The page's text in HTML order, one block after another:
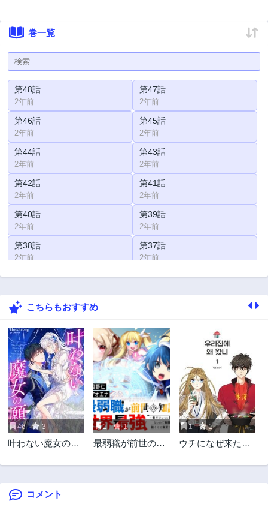
巻一覧
第48話
2年前
第47話
2年前
第46話
2年前
第45話
2年前
第44話
2年前
第43話
2年前
第42話
2年前
第41話
2年前
第40話
2年前
第39話
2年前
第38話
2年前
第37話
2年前
第36話 第35話
第34話
第32話
2年前
第31話
2年前
第30.1話
2年前
第30.2話
2年前
第29.1話
2年前
第29.2話
2年前
第28.1話
2年前
第28.2話
2年前
第27話 第26話
第25話
こちらもおすすめ
46 3
叶わない魔女の願
1 1
最弱職が前世の知
1 1
ウチになぜ来た
コメント